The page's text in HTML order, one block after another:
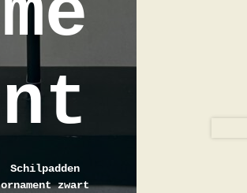
nt
Schilpadden
ornament zwart